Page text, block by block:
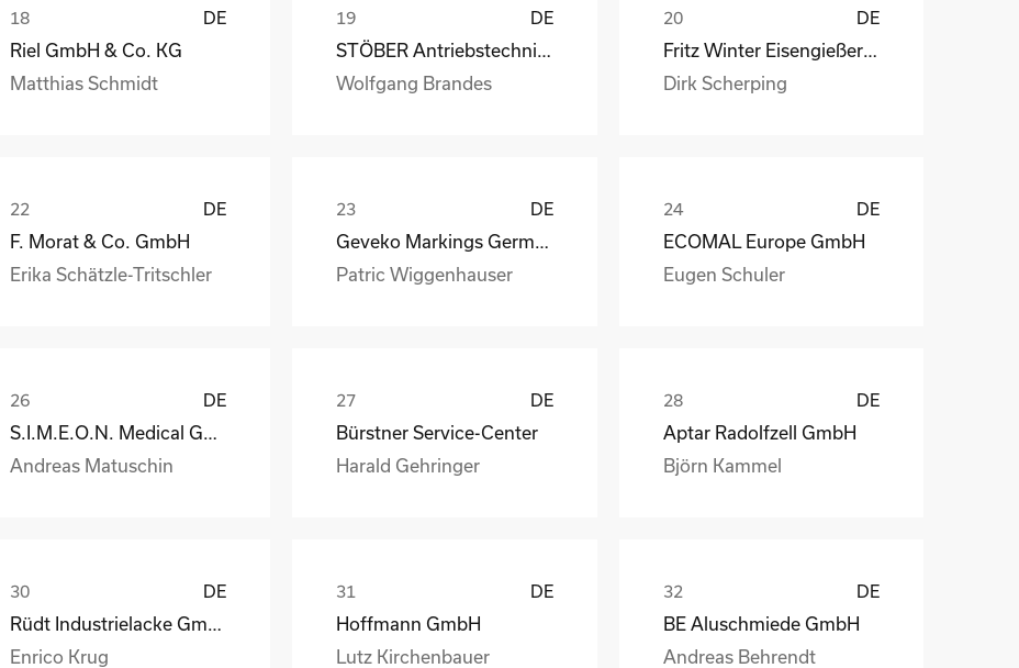
DE
Riel GmbH & Co. KG
Matthias Schmidt
DE
Wolfgang Brandes
DE
Fritz Winter Eisengießerei GmbH & Co. KG
Dirk Scherping
DE
F. Morat & Co. GmbH
Erika Schätzle-Tritschler
DE
Patric Wiggenhauser
DE
ECOMAL Europe GmbH
Eugen Schuler
DE
Andreas Matuschin
DE
Bürstner Service-Center
Harald Gehringer
DE
Aptar Radolfzell GmbH
Björn Kammel
DE
Rüdt Industrielacke GmbH & Co.KG
Enrico Krug
DE
Hoffmann GmbH
Lutz Kirchenbauer
DE
BE Aluschmiede GmbH
Andreas Behrendt